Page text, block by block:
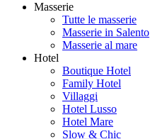
Masserie
Tutte le masserie
Masserie in Salento
Masserie al mare
Hotel
Boutique Hotel
Family Hotel
Villaggi
Hotel Lusso
Hotel Mare
Slow & Chic